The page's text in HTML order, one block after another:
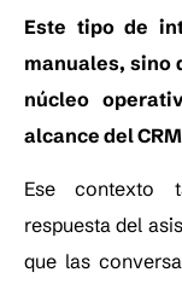
Este tipo de
manuales, sino
núcleo
alcance del
Ese contexto
respuesta del
que las